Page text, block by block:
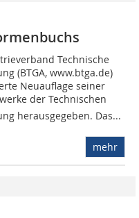
Technische
(BTGA, www.btga.de)
Neuauflage seiner
der Technischen
herausgegeben. Das...
mehr